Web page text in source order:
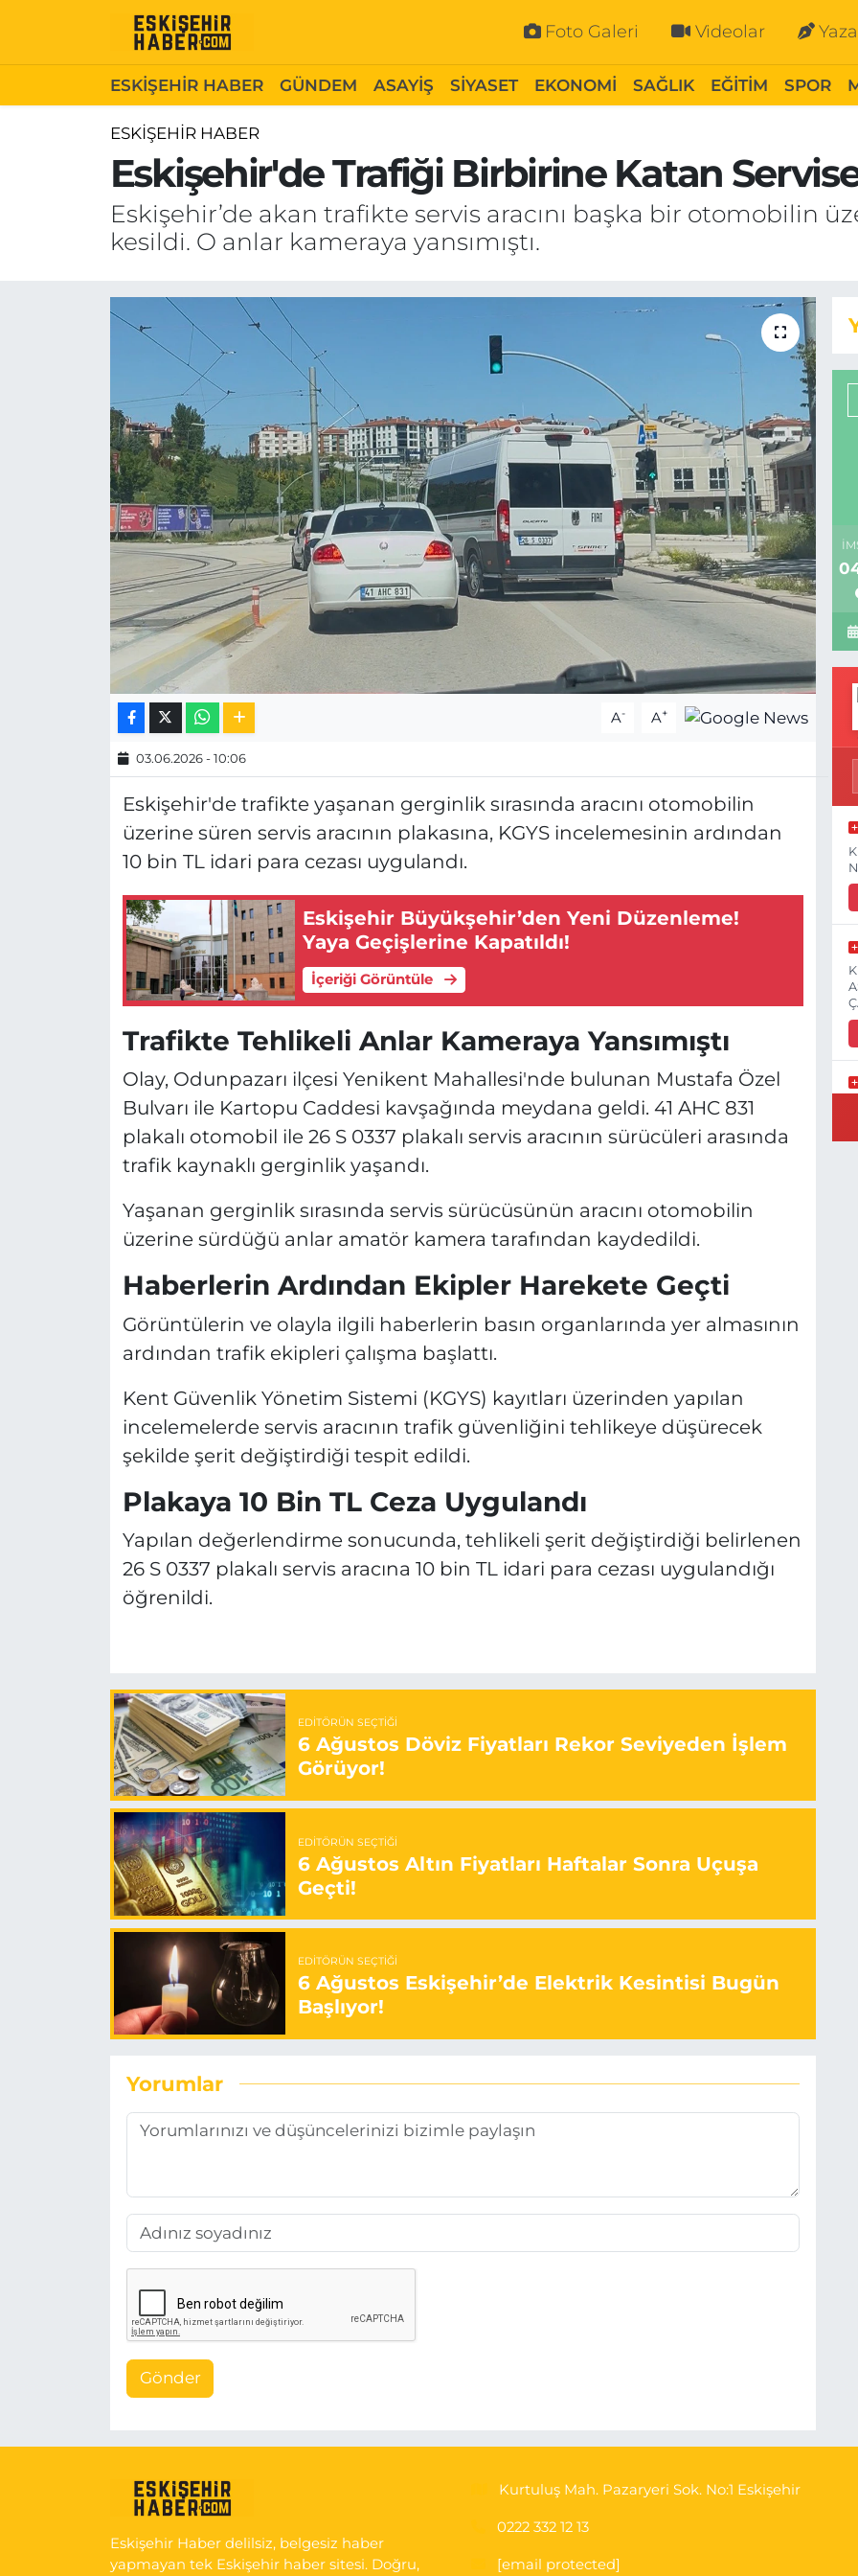
Foto Galeri Videolar
ESKİŞEHİR HABER GÜNDEM ASAYİŞ SİYASET EKONOMİ SAĞLIK EĞİTİM SPOR
ESKİŞEHİR HABER
Eskişehir'de Trafiği Birbirine Katan
Eskişehir’de akan trafikte servis aracını başka bir otomobilin
kesildi. O anlar kameraya yansımıştı.
A- A+
03.06.2026 - 10:06
Eskişehir'de trafikte yaşanan gerginlik sırasında aracını otomobilin
üzerine süren servis aracının plakasına, KGYS incelemesinin ardından
10 bin TL idari para cezası uygulandı.
Eskişehir Büyükşehir’den Yeni Düzenleme!
Yaya Geçişlerine Kapatıldı!
İçeriği Görüntüle
Trafikte Tehlikeli Anlar Kameraya Yansımıştı
Olay, Odunpazarı ilçesi Yenikent Mahallesi'nde bulunan Mustafa Özel
Bulvarı ile Kartopu Caddesi kavşağında meydana geldi. 41 AHC 831
plakalı otomobil ile 26 S 0337 plakalı servis aracının sürücüleri arasında
trafik kaynaklı gerginlik yaşandı.
Yaşanan gerginlik sırasında servis sürücüsünün aracını otomobilin
üzerine sürdüğü anlar amatör kamera tarafından kaydedildi.
Haberlerin Ardından Ekipler Harekete Geçti
Görüntülerin ve olayla ilgili haberlerin basın organlarında yer almasının
ardından trafik ekipleri çalışma başlattı.
Kent Güvenlik Yönetim Sistemi (KGYS) kayıtları üzerinden yapılan
incelemelerde servis aracının trafik güvenliğini tehlikeye düşürecek
şekilde şerit değiştirdiği tespit edildi.
Plakaya 10 Bin TL Ceza Uygulandı
Yapılan değerlendirme sonucunda, tehlikeli şerit değiştirdiği belirlenen
26 S 0337 plakalı servis aracına 10 bin TL idari para cezası uygulandığı
öğrenildi.
EDITÖRÜN SEÇTIĞI
6 Ağustos Döviz Fiyatları Rekor Seviyeden İşlem
Görüyor!
EDITÖRÜN SEÇTIĞI
6 Ağustos Altın Fiyatları Haftalar Sonra Uçuşa
Geçti!
EDITÖRÜN SEÇTIĞI
6 Ağustos Eskişehir’de Elektrik Kesintisi Bugün
Başlıyor!
Yorumlar
Gönder
Eskişehir Haber delilsiz, belgesiz haber
yapmayan tek Eskişehir haber sitesi. Doğru,
Kurtuluş Mah. Pazaryeri Sok. No:1 Eskişehir
0222 332 12 13
[email protected]
ESKİŞEHİR HABER
SİYASET
SAĞLIK
MAGAZİN
ESKİŞEHİRSPOR
Gizlilik Politikası
Hakkımızda
İletişim
Odunpazarı Hava Durumu
Odunpazarı Trafik Yoğunluk Haritası
Süper Lig Puan Durumu ve Fikstür
Tüm Manşetler
Haber Arşivi